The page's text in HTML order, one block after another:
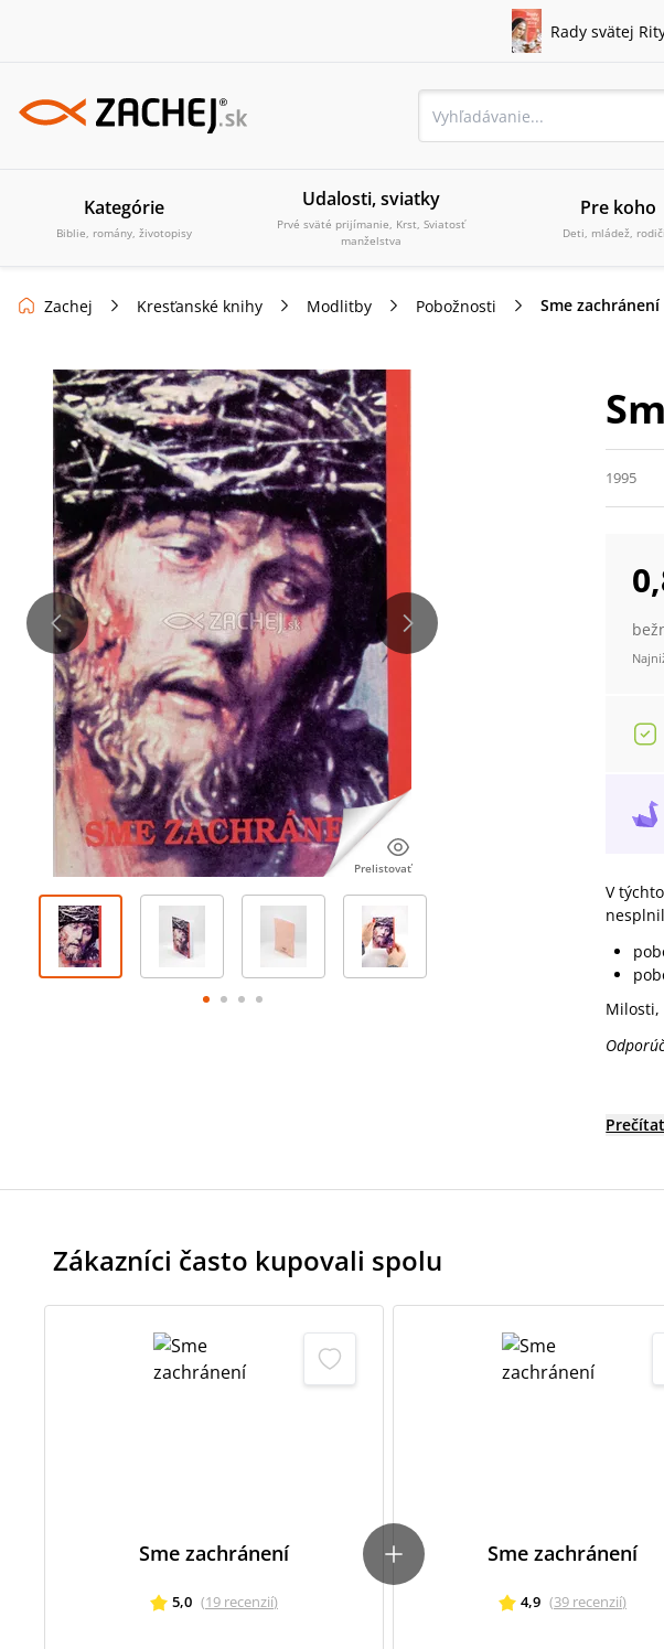
Rady svätej
Kategórie
Biblie, romány, životopisy
Udalosti, sviatky
Prvé sväté prijímanie, Krst, Sviatosť
manželstva
Pre koho
Deti, mládež,
Zachej Kresťanské knihy Modlitby Pobožnosti Sme zachránení
Prelistovať
1995
V
Milosti,
Zákazníci často kupovali spolu
Sme zachránení
5,0 (19 recenzií)
Sme zachránení
4,9 (39 recenzií)